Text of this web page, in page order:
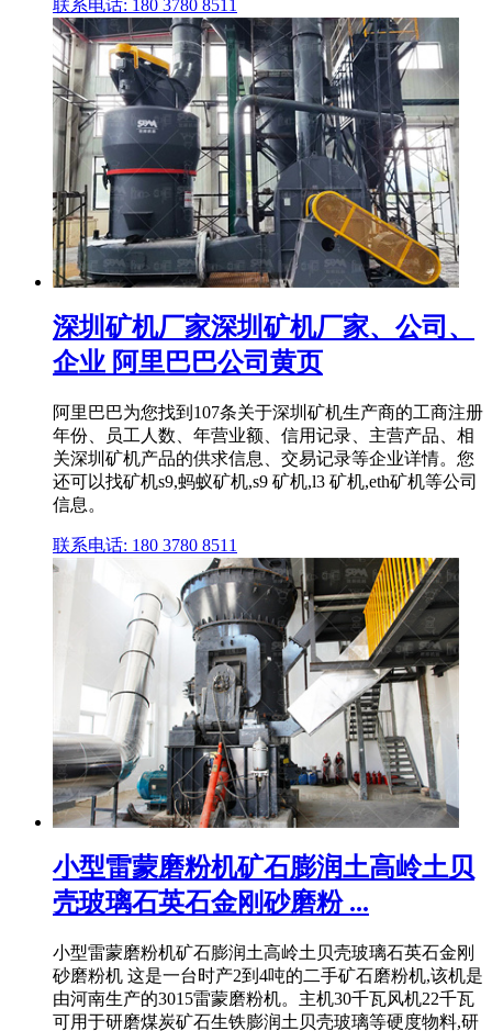
联系电话: 180 3780 8511
深圳矿机厂家深圳矿机厂家、公司、
企业 阿里巴巴公司黄页
阿里巴巴为您找到107条关于深圳矿机生产商的工商注册
年份、员工人数、年营业额、信用记录、主营产品、相
关深圳矿机产品的供求信息、交易记录等企业详情。您
还可以找矿机s9,蚂蚁矿机,s9 矿机,l3 矿机,eth矿机等公司
信息。
联系电话: 180 3780 8511
小型雷蒙磨粉机矿石膨润土高岭土贝
壳玻璃石英石金刚砂磨粉 ...
小型雷蒙磨粉机矿石膨润土高岭土贝壳玻璃石英石金刚
砂磨粉机 这是一台时产2到4吨的二手矿石磨粉机,该机是
由河南生产的3015雷蒙磨粉机。主机30千瓦风机22千瓦
可用于研磨煤炭矿石生铁膨润土贝壳玻璃等硬度物料,研